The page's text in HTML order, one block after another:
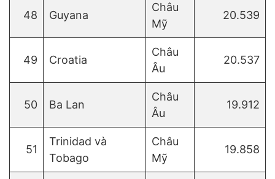
48 Guyana
Châu
Mỹ
20.539
49 Croatia
Châu
Âu
20.537
50 Ba Lan
Châu
Âu
19.912
51
Trinidad và
Tobago
Châu
Mỹ
19.858